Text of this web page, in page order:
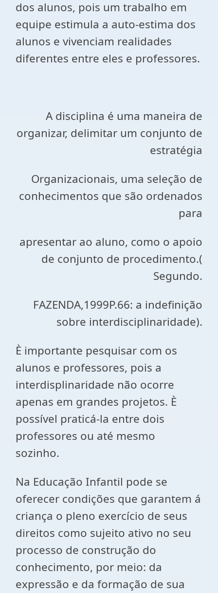
dos alunos, pois um trabalho em
equipe estimula a auto-estima dos
alunos e vivenciam realidades
diferentes entre eles e professores.
A disciplina é uma maneira de
organizar, delimitar um conjunto de
estratégia
Organizacionais, uma seleção de
conhecimentos que são ordenados
para
apresentar ao aluno, como o apoio
de conjunto de procedimento.(
Segundo.
FAZENDA,1999P.66: a indefinição
sobre interdisciplinaridade).
È importante pesquisar com os
alunos e professores, pois a
interdisplinaridade não ocorre
apenas em grandes projetos. È
possível praticá-la entre dois
professores ou até mesmo
sozinho.
Na Educação Infantil pode se
oferecer condições que garantem á
criança o pleno exercício de seus
direitos como sujeito ativo no seu
processo de construção do
conhecimento, por meio: da
expressão e da formação de sua